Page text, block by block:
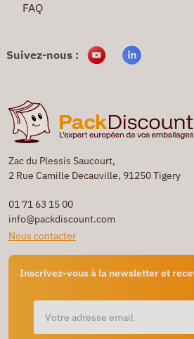
Zac du Plessis Saucourt,
2 Rue Camille Decauville, 91250 Tigery
01 71 63 15 00
info@packdiscount.com
Nous contacter
Inscrivez-vous à la newsletter et
FAQ
Suivez-nous :